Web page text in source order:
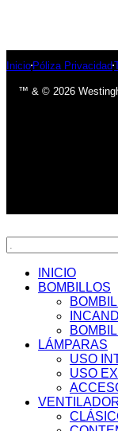
Inicio Póliza Privacidad
™ & © 2026
INICIO
BOMBILLOS
LÁMPARAS
USO
USO